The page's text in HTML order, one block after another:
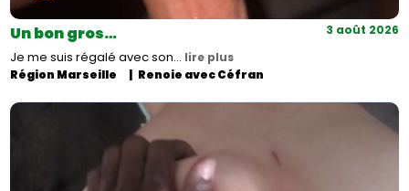
Un bon gros… 3 août 2026
Je me suis régalé avec son… lire plus
Région Marseille
Renoie avec Céfran